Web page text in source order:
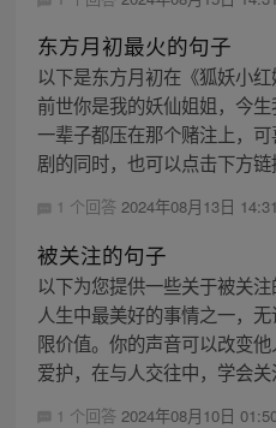
东方月初最火的句子
以下是东方月初在《狐妖小
前世你是我的妖仙姐姐，今
一辈子都压在那个赌注上，
剧的同时，也可以点击下方链
1 个回答 2024年08月13日 14:31
被关注的句子
以下为您提供一些关于被关
人生中最美好的事情之一，
限价值。你的声音可以改变
爱护，在与人交往中，学会
1 个回答 2024年08月10日